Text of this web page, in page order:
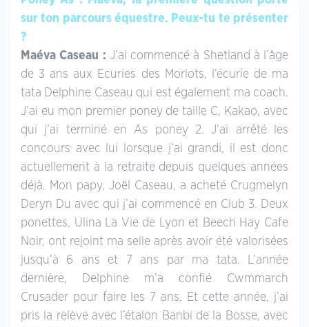
sur ton parcours équestre. Peux-tu te présenter
?
Maéva Caseau : J’ai commencé à Shetland à l’âge
de 3 ans aux Ecuries des Morlots, l’écurie de ma
tata Delphine Caseau qui est également ma coach.
J’ai eu mon premier poney de taille C, Kakao, avec
qui j’ai terminé en As poney 2. J’ai arrêté les
concours avec lui lorsque j’ai grandi, il est donc
actuellement à la retraite depuis quelques années
déjà. Mon papy, Joël Caseau, a acheté Crugmelyn
Deryn Du avec qui j’ai commencé en Club 3. Deux
ponettes, Ulina La Vie de Lyon et Beech Hay Cafe
Noir, ont rejoint ma selle après avoir été valorisées
jusqu’à 6 ans et 7 ans par ma tata. L’année
dernière, Delphine m’a confié Cwmmarch
Crusader pour faire les 7 ans. Et cette année, j’ai
pris la relève avec l’étalon Banbi de la Bosse, avec